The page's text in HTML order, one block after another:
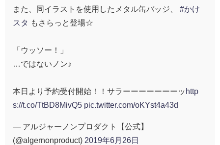
また、同イラストを使用したメタル缶バッジ、 #かけ
スタ もさらっと登場☆
「ウッソー！」
…ではないノン♪
本日より予約受付開始！！サラーーーーーーーッ http
s://t.co/TtBD8MivQ5 pic.twitter.com/oKYst4a43d
— アルジャーノンプロダクト【公式】
(@algernonproduct) 2019年6月26日